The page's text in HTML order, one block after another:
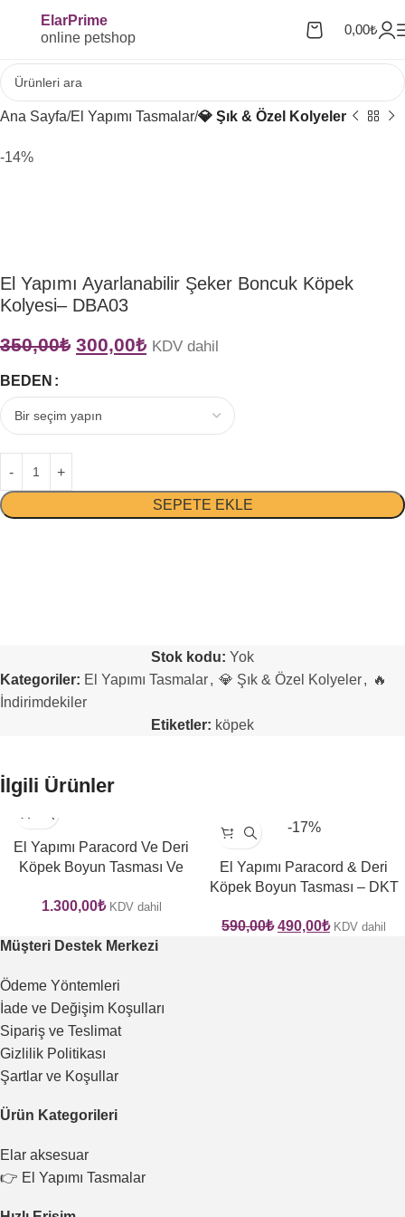
ElarPrime
online petshop
0,00₺
Ana Sayfa El Yapımı Tasmalar 💎 Şık & Özel Kolyeler
-14%
El Yapımı Ayarlanabilir Şeker Boncuk Köpek
Kolyesi– DBA03
350,00₺ 300,00₺ KDV dahil
BEDEN
SEPETE EKLE
Stok kodu: Yok
Kategoriler: El Yapımı Tasmalar, 💎 Şık & Özel Kolyeler, 🔥
İndirimdekiler
Etiketler: köpek
İlgili Ürünler
El Yapımı Paracord Ve Deri
Köpek Boyun Tasması Ve
1.300,00₺ KDV dahil
-17%
El Yapımı Paracord & Deri
Köpek Boyun Tasması – DKT
590,00₺ 490,00₺ KDV dahil
Müşteri Destek Merkezi
Ödeme Yöntemleri
İade ve Değişim Koşulları
Sipariş ve Teslimat
Gizlilik Politikası
Şartlar ve Koşullar
Ürün Kategorileri
Elar aksesuar
👉 El Yapımı Tasmalar